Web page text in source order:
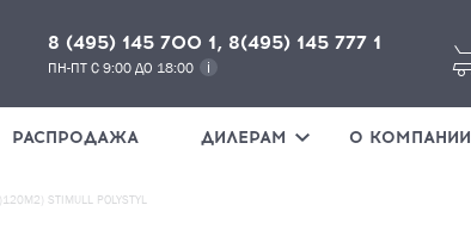
8 (495) 145 700 1, 8(495) 145 777 1
ПН-ПТ С 9:00 ДО 18:00
РАСПРОДАЖА ДИЛЕРАМ О КОМПАНИИ
STIMULL POLYSTYL